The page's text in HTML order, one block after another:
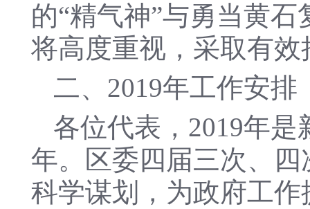
的“精气神”与勇当黄
将高度重视，采取有
二、2019年工作安排
各位代表，2019年
年。区委四届三次、
科学谋划，为政府工